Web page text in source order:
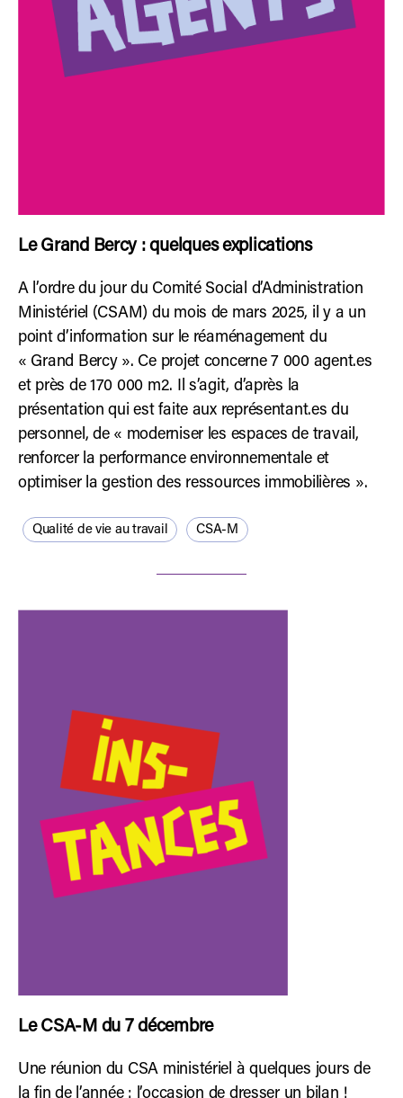
Le Grand Bercy : quelques explications
A l’ordre du jour du Comité Social d’Administration
Ministériel (CSAM) du mois de mars 2025, il y a un
point d’information sur le réaménagement du
« Grand Bercy ». Ce projet concerne 7 000 agent.es
et près de 170 000 m2. Il s’agit, d’après la
présentation qui est faite aux représentant.es du
personnel, de « moderniser les espaces de travail,
renforcer la performance environnementale et
optimiser la gestion des ressources immobilières ».
Qualité de vie au travail CSA-M
Le CSA-M du 7 décembre
Une réunion du CSA ministériel à quelques jours de
la fin de l’année : l’occasion de dresser un bilan !